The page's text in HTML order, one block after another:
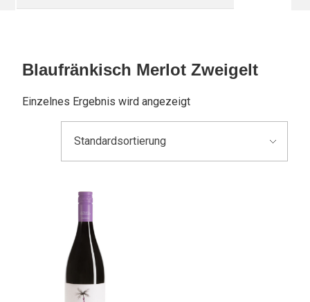
Blaufränkisch Merlot Zweigelt
Einzelnes Ergebnis wird angezeigt